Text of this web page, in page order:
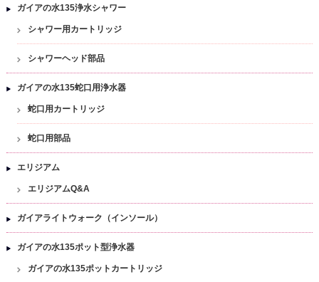
ガイアの水135浄水シャワー
シャワー用カートリッジ
シャワーヘッド部品
ガイアの水135蛇口用浄水器
蛇口用カートリッジ
蛇口用部品
エリジアム
エリジアムQ&A
ガイアライトウォーク（インソール）
ガイアの水135ポット型浄水器
ガイアの水135ポットカートリッジ